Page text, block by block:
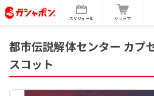
スケジュール ショップ
都市伝説解体センター カプ
スコット